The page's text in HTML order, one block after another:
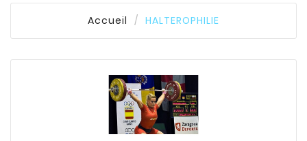
Accueil HALTEROPHILIE